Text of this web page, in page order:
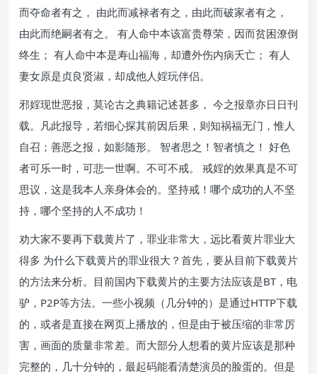
而夺命者有之， 由此而减禄者有之，由此而破家者有之，
由此而绝嗣者有之。 有人命中本该富贵尊荣，因而贫困潦倒
终生； 有人命中本是寿山福海，却遭外伤内病夭亡； 有人
妻女原是贞良贤淑，却成他人婬玩伴侣。
邪婬现世恶报，莫论古之典籍记述甚多， 今之报章亦日日刊
载。凡此报导，若细心探其前因后果，则知祸福无门，惟人
自召；善恶之报，如影随形。 智者思之！智者慎之！ 好色
者可乐一时，可悲一世啊。不可不戒。 戒婬的效果真是不可
思议，这是我本人亲身体会的。坚持戒！哪个成功的人不坚
持，哪个坚持的人不成功！
劝大家不要再下载黄片了，罪业非常大，远比看黄片罪业大
得多 为什么下载黄片的罪业很大？首先，要从目前下载黄片
的方法来分析。目前国内下载黄片的主要方法应该是BT，电
驴，P2P等方法。一些小视频（几分钟的）是通过HTTP下载
的，或者是直接在网页上播放的，但是由于被压缩的非常厉
害，画面的质量非常差。而大部分人想看的黄片应该是那种
完整的，几十分钟的，最起码能看清楚演员的脸蛋的。但是